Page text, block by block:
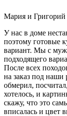
Мария и
У нас в доме
поэтому готовые
вариант. Мы с
подходящего
После всех
на заказ под
обмерил,
хотелось, и
скажу, что это
вписалась и цвет